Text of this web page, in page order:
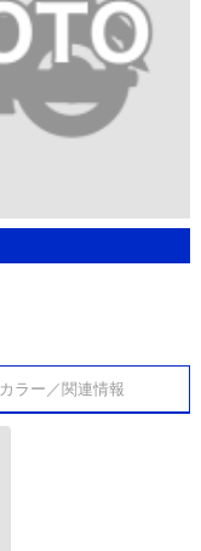
カラー／関連情報